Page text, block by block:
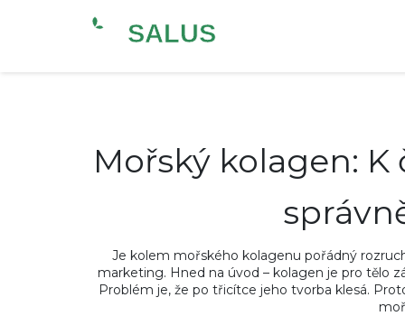
Mořský kolagen:
Je kolem mořského kolagenu pořádný
marketing. Hned na úvod – kolagen je pro tělo
Problém je, že po třicítce jeho tvorba klesá.